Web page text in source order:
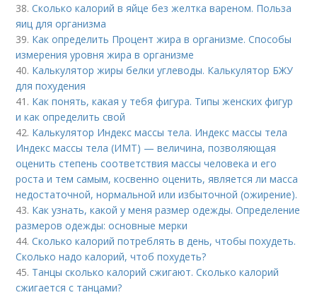
38.Сколько калорий в яйце без желтка вареном. Польза
яиц для организма
39. Как определить Процент жира в организме. Способы
измерения уровня жира в организме
40. Калькулятор жиры белки углеводы. Калькулятор БЖУ
для похудения
41. Как понять, какая у тебя фигура. Типы женских фигур
и как определить свой
42. Калькулятор Индекс массы тела. Индекс массы тела
Индекс массы тела (ИМТ) — величина, позволяющая
оценить степень соответствия массы человека и его
роста и тем самым, косвенно оценить, является ли масса
недостаточной, нормальной или избыточной (ожирение).
43. Как узнать, какой у меня размер одежды. Определение
размеров одежды: основные мерки
44.Сколько калорий потреблять в день, чтобы похудеть.
Сколько надо калорий, чтоб похудеть?
45. Танцы сколько калорий сжигают. Сколько калорий
сжигается с танцами?